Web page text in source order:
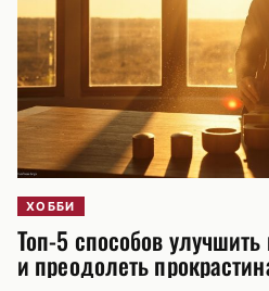
ХОББИ
Топ-5 способов
и преодолеть